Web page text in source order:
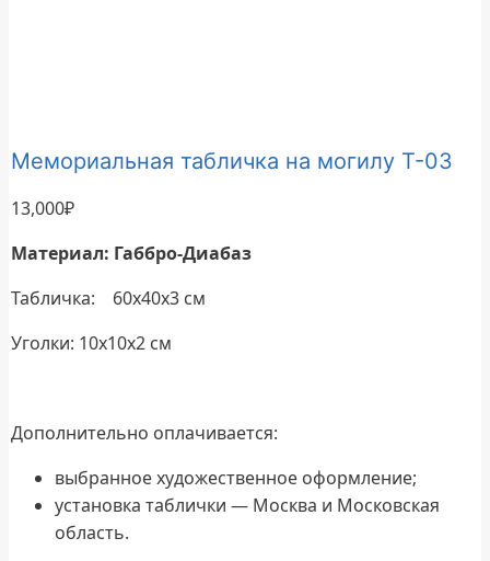
Мемориальная табличка на могилу Т-03
13,000₽
Материал: Габбро-Диабаз
Табличка: 60х40х3 см
Уголки: 10х10х2 см
Дополнительно оплачивается:
выбранное художественное оформление;
установка таблички — Москва и Московская
область.